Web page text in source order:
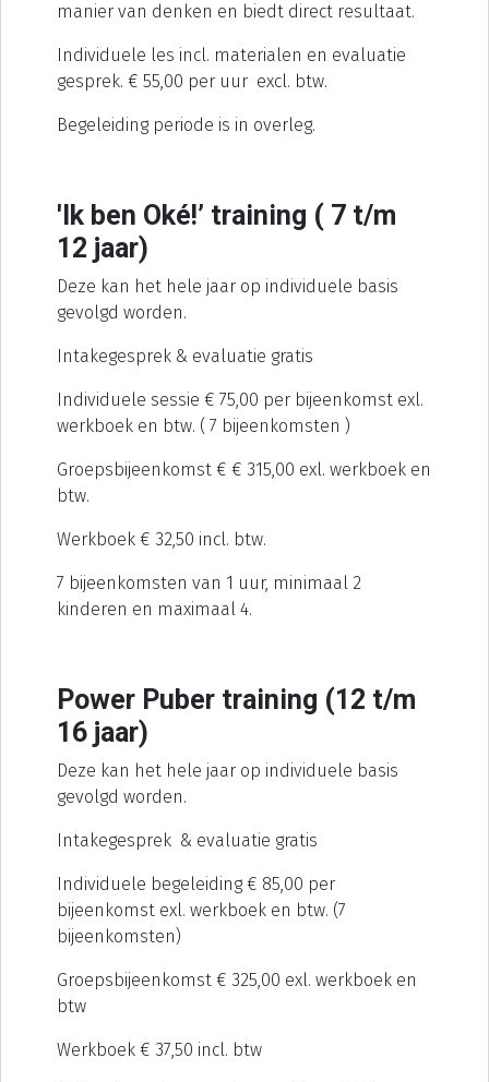
manier van denken en biedt direct resultaat.
Individuele les incl. materialen en evaluatie
gesprek. € 55,00 per uur excl. btw.
Begeleiding periode is in overleg.
'Ik ben Oké!’ training ( 7 t/m
12 jaar)
Deze kan het hele jaar op individuele basis
gevolgd worden.
Intakegesprek & evaluatie gratis
Individuele sessie € 75,00 per bijeenkomst exl.
werkboek en btw. ( 7 bijeenkomsten )
Groepsbijeenkomst € € 315,00 exl. werkboek en
btw.
Werkboek € 32,50 incl. btw.
7 bijeenkomsten van 1 uur, minimaal 2
kinderen en maximaal 4.
Power Puber training (12 t/m
16 jaar)
Deze kan het hele jaar op individuele basis
gevolgd worden.
Intakegesprek & evaluatie gratis
Individuele begeleiding € 85,00 per
bijeenkomst exl. werkboek en btw. (7
bijeenkomsten)
Groepsbijeenkomst € 325,00 exl. werkboek en
btw
Werkboek € 37,50 incl. btw